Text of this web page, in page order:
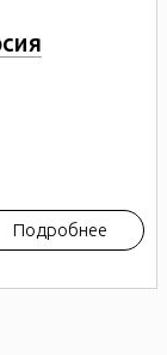
Подробнее